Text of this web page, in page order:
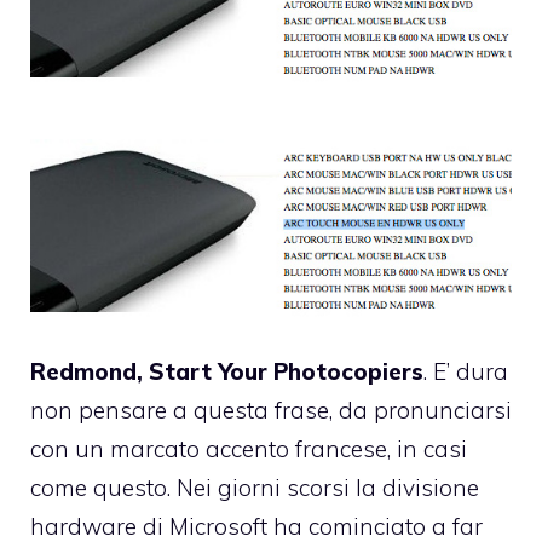
Redmond, Start Your Photocopiers. E’ dura
non pensare a questa frase, da pronunciarsi
con un marcato accento francese, in casi
come questo. Nei giorni scorsi la divisione
hardware di Microsoft ha cominciato a far